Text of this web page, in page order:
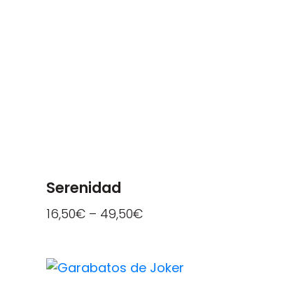
Serenidad
16,50€– 49,50€